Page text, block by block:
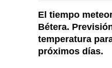
El tiempo
Bétera.
temperatura
próximos días.